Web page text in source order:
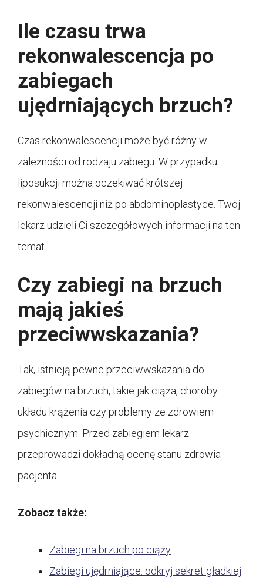
Ile czasu trwa
rekonwalescencja po
zabiegach
ujędrniających brzuch?
Czas rekonwalescencji może być różny w
zależności od rodzaju zabiegu. W przypadku
liposukcji można oczekiwać krótszej
rekonwalescencji niż po abdominoplastyce. Twój
lekarz udzieli Ci szczegółowych informacji na ten
temat.
Czy zabiegi na brzuch
mają jakieś
przeciwwskazania?
Tak, istnieją pewne przeciwwskazania do
zabiegów na brzuch, takie jak ciąża, choroby
układu krążenia czy problemy ze zdrowiem
psychicznym. Przed zabiegiem lekarz
przeprowadzi dokładną ocenę stanu zdrowia
pacjenta.
Zobacz także:
Zabiegi na brzuch po ciąży
Zabiegi ujędrniające: odkryj sekret gładkiej